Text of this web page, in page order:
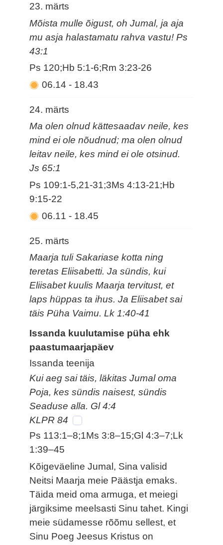
23. märts
Mõista mulle õigust, oh Jumal, ja aja
mu asja halastamatu rahva vastu! Ps
43:1
Ps 120;Hb 5:1-6;Rm 3:23-26
06.14- 18.43
24. märts
Ma olen olnud kättesaadav neile, kes
mind ei ole nõudnud; ma olen olnud
leitav neile, kes mind ei ole otsinud.
Js 65:1
Ps 109:1-5,21-31;3Ms 4:13-21;Hb
9:15-22
06.11- 18.45
25. märts
Maarja tuli Sakariase kotta ning
teretas Eliisabetti. Ja sündis, kui
Eliisabet kuulis Maarja tervitust, et
laps hüppas ta ihus. Ja Eliisabet sai
täis Püha Vaimu. Lk 1:40-41
Issanda kuulutamise püha ehk
paastumaarjapäev
Issanda teenija
Kui aeg sai täis, läkitas Jumal oma
Poja, kes sündis naisest, sündis
Seaduse alla. Gl 4:4
KLPR 84
Ps 113:1–8;1Ms 3:8–15;Gl 4:3–7;Lk
1:39–45
Kõigeväeline Jumal, Sina valisid
Neitsi Maarja meie Päästja emaks.
Täida meid oma armuga, et meiegi
järgiksime meelsasti Sinu tahet. Kingi
meie südamesse rõõmu sellest, et
Sinu Poeg Jeesus Kristus on